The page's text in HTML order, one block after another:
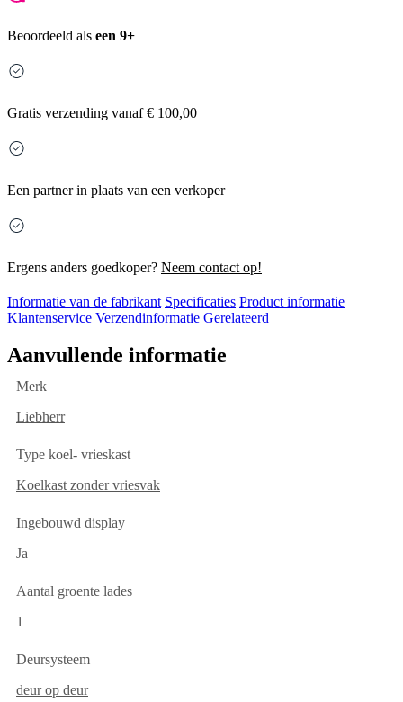
Beoordeeld als een 9+
Gratis verzending vanaf € 100,00
Een partner in plaats van een verkoper
Ergens anders goedkoper? Neem contact op!
Informatie van de fabrikant Specificaties Product informatie
Klantenservice Verzendinformatie Gerelateerd
Aanvullende informatie
Merk
Liebherr
Type koel- vrieskast
Koelkast zonder vriesvak
Ingebouwd display
Ja
Aantal groente lades
1
Deursysteem
deur op deur